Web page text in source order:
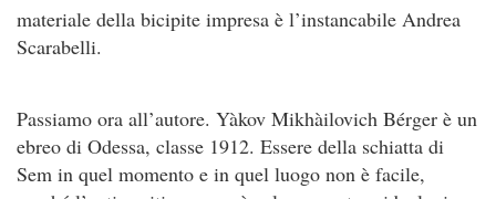
materiale della bicipite impresa è l’instancabile Andrea
Scarabelli.
Passiamo ora all’autore. Yàkov Mikhàilovich Bérger è un
ebreo di Odessa, classe 1912. Essere della schiatta di
Sem in quel momento e in quel luogo non è facile,